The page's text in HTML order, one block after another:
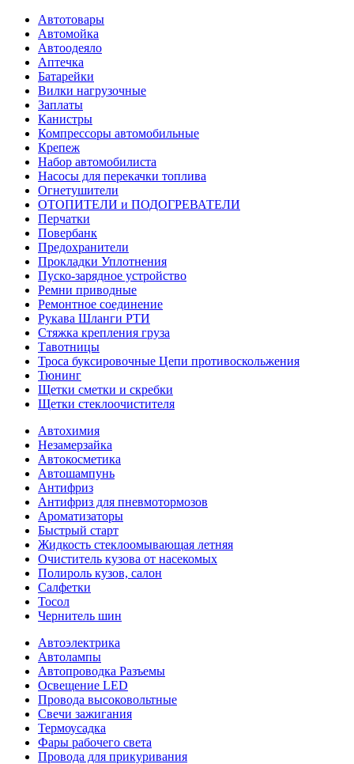
Автотовары
Автомойка
Автоодеяло
Аптечка
Батарейки
Вилки нагрузочные
Заплаты
Канистры
Компрессоры автомобильные
Крепеж
Набор автомобилиста
Насосы для перекачки топлива
Огнетушители
ОТОПИТЕЛИ и ПОДОГРЕВАТЕЛИ
Перчатки
Повербанк
Предохранители
Прокладки Уплотнения
Пуско-зарядное устройство
Ремни приводные
Ремонтное соединение
Рукава Шланги РТИ
Стяжка крепления груза
Тавотницы
Троса буксировочные Цепи противоскольжения
Тюнинг
Щетки сметки и скребки
Щетки стеклоочистителя
Автохимия
Незамерзайка
Автокосметика
Автошампунь
Антифриз
Антифриз для пневмотормозов
Ароматизаторы
Быстрый старт
Жидкость стеклоомывающая летняя
Очиститель кузова от насекомых
Полироль кузов, салон
Салфетки
Тосол
Чернитель шин
Автоэлектрика
Автолампы
Автопроводка Разъемы
Освещение LED
Провода высоковольтные
Свечи зажигания
Термоусадка
Фары рабочего света
Провода для прикуривания